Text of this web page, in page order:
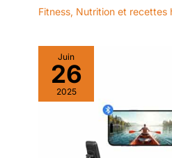
Fitness, Nutrition et recettes
Juin
26
2025